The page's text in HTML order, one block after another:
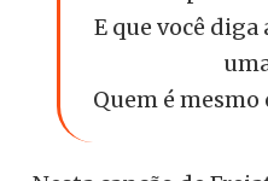
E que você diga
Quem é mesmo